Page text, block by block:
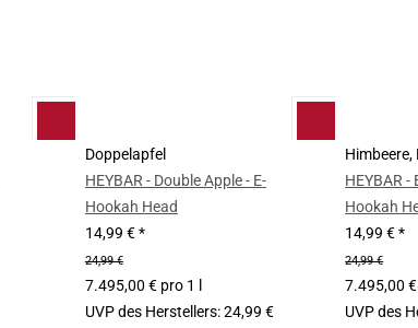
Doppelapfel
HEYBAR - Double Apple - E-
Hookah Head
14,99 €*
24,99 €
7.495,00 € pro 1 l
UVP des Herstellers:24,99 €
Himbeere,
HEYBAR -
Hookah
14,99 €*
24,99 €
7.495,00
UVP des